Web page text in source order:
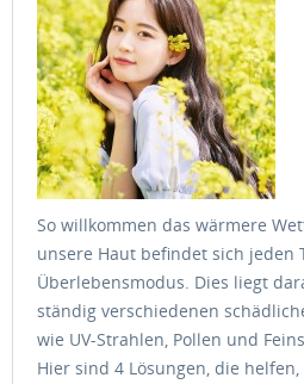
So willkommen das wärmere
unsere Haut befindet sich jeden
Überlebensmodus. Dies liegt
ständig verschiedenen
wie UV-Strahlen, Pollen und
Hier sind 4 Lösungen, die